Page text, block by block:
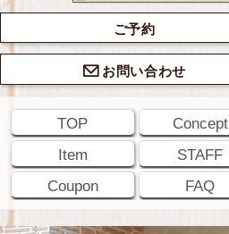
ご予約
お問い合わせ
TOP Concept
Item
STAFF
Coupon
FAQ